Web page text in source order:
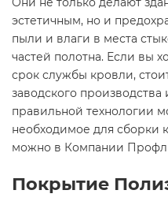
эстетичным, но и
пыли и влаги в места
частей полотна. Если вы
срок службы кровли,
заводского
правильной технологии
необходимое для сборки
можно в Компании
Покрытие